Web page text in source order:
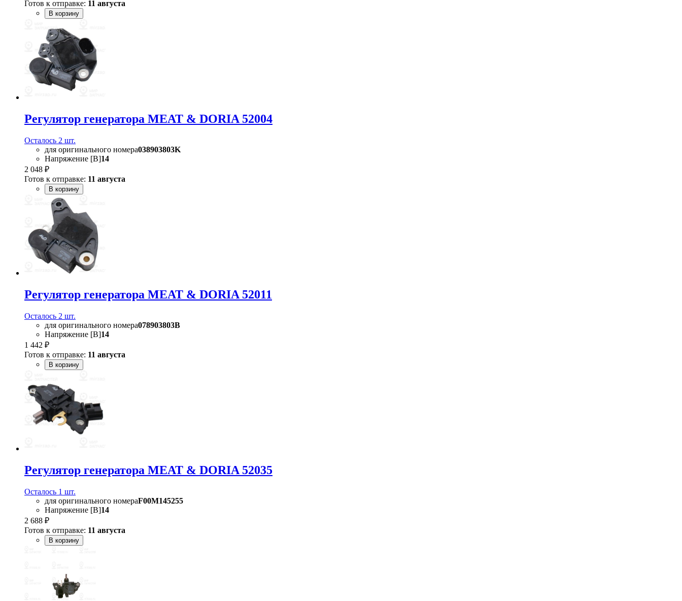
Готов к отправке: 11 августа
В корзину
Регулятор генератора MEAT & DORIA 52004
Осталось 2 шт.
для оригинального номера038903803K
Напряжение [В]14
2 048 ₽
Готов к отправке: 11 августа
В корзину
Регулятор генератора MEAT & DORIA 52011
Осталось 2 шт.
для оригинального номера078903803B
Напряжение [В]14
1 442 ₽
Готов к отправке: 11 августа
В корзину
Регулятор генератора MEAT & DORIA 52035
Осталось 1 шт.
для оригинального номераF00M145255
Напряжение [В]14
2 688 ₽
Готов к отправке: 11 августа
В корзину